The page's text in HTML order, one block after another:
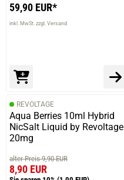
59,90 EUR*
inkl. MwSt. zzgl. Versand
REVOLTAGE
Aqua Berries 10ml Hybrid
NicSalt Liquid by Revoltage
20mg
alter Preis 9,90 EUR
8,90 EUR